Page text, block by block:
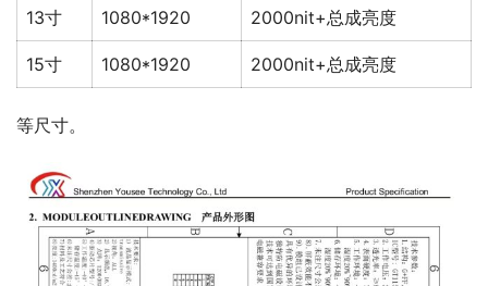
13寸 1080*1920 2000nit+总成亮度
15寸 1080*1920 2000nit+总成亮度
等尺寸。